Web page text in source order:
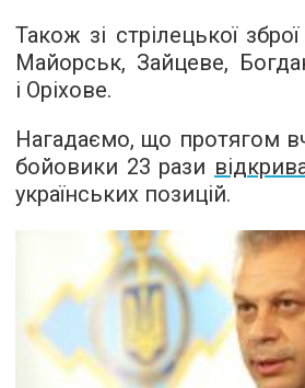
Також зі стрілецької
Майорськ, Зайцеве,
і Оріхове.
Нагадаємо, що протягом
бойовики 23 рази
українських позицій.